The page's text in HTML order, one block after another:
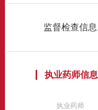
监督检查信息
执业药师信息
执业药师